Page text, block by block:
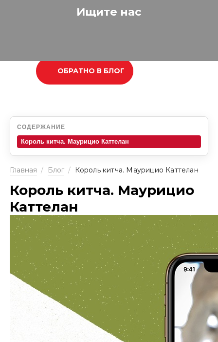
Ищите нас
ОБРАТНО В БЛОГ
СОДЕРЖАНИЕ
Король китча. Маурицио Каттелан
Главная / Блог / Король китча. Маурицио Каттелан
Король китча. Маурицио
Каттелан